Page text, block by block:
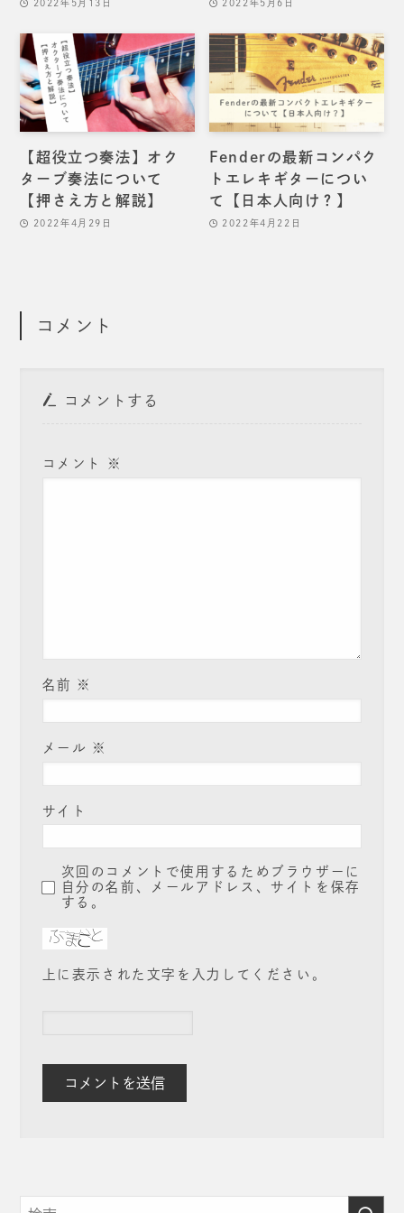
2022年5月13日 2022年5月6日
【超役立つ奏法】オク
ターブ奏法について
【押さえ方と解説】
2022年4月29日
Fenderの最新コンパク
トエレキギターについ
て【日本人向け？】
2022年4月22日
コメント
コメントする
コメント ※
名前 ※
メール ※
サイト
次回のコメントで使用するためブラウザーに
自分の名前、メールアドレス、サイトを保存
する。
上に表示された文字を入力してください。